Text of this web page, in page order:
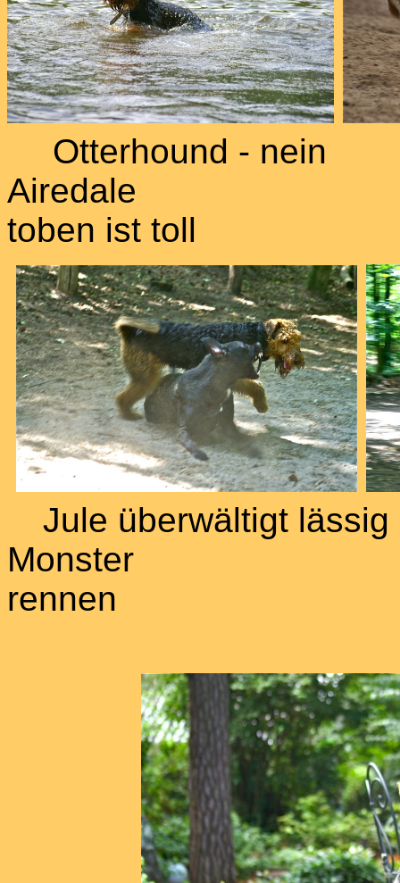
Otterhound - nein
toben ist toll
Jule überwältigt lässig
rennen